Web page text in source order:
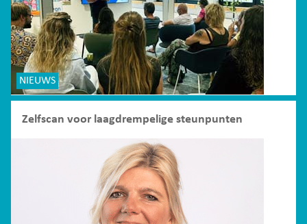
NIEUWS
Zelfscan voor laagdrempelige steunpunten